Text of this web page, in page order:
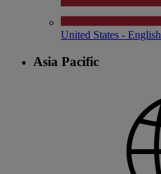
United States - English
Asia Pacific